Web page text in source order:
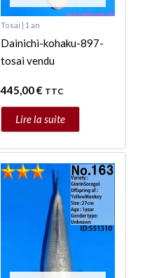
Tosai | 1 an
Dainichi-kohaku-897-
tosai vendu
445,00€ TTC
Lire la suite